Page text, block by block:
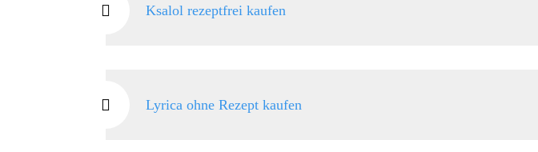
Ksalol rezeptfrei kaufen
Lyrica ohne Rezept kaufen